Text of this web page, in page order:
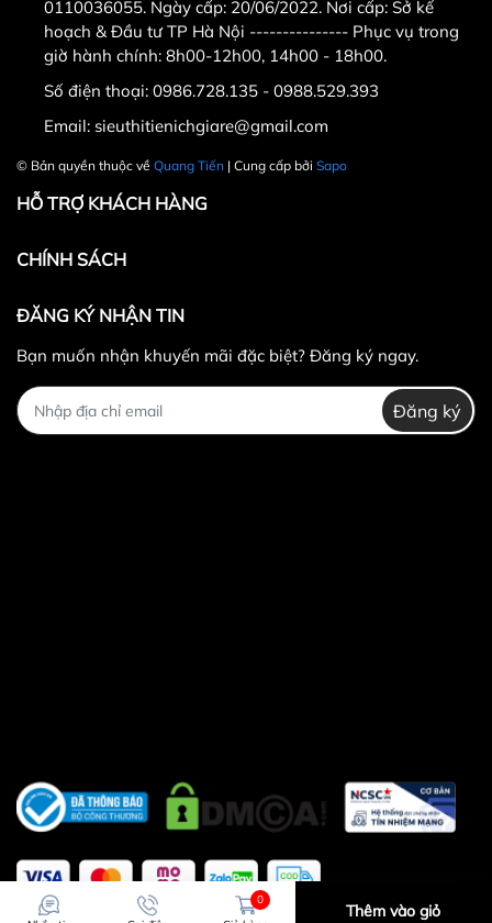
0110036055. Ngày cấp: 20/06/2022. Nơi cấp: Sở kế
hoạch & Đầu tư TP Hà Nội --------------- Phục vụ trong
giờ hành chính: 8h00-12h00, 14h00 - 18h00.
Số điện thoại: 0986.728.135 - 0988.529.393
Email: sieuthitienichgiare@gmail.com
© Bản quyền thuộc về Quang Tiến | Cung cấp bởi Sapo
HỖ TRỢ KHÁCH HÀNG
CHÍNH SÁCH
ĐĂNG KÝ NHẬN TIN
Bạn muốn nhận khuyến mãi đặc biệt? Đăng ký ngay.
Đăng ký
0
Thêm vào giỏ